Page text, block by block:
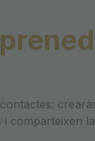
comparteixen